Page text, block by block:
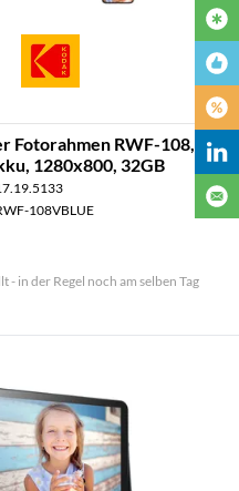
Fotorahmen RWF-108,
1280x800, 32GB
108VBLUE
- in der Regel noch am selben Tag